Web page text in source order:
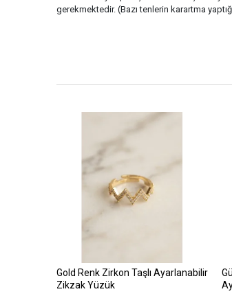
gerekmektedir. (Bazı tenlerin karartma
Gold Renk Zirkon Taşlı Ayarlanabilir
Zikzak Yüzük